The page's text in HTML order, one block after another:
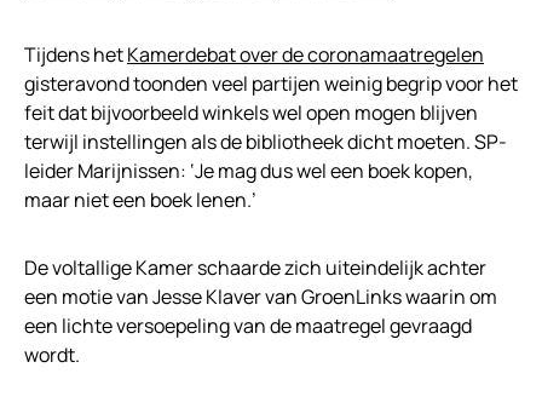
Tijdens hetKamerdebat over de coronamaatregelen
gisteravond toonden veel partijen weinig begrip voor het
feit dat bijvoorbeeld winkels wel open mogen blijven
terwijl instellingen als de bibliotheek dicht moeten. SP-
leider Marijnissen: ‘Je mag dus wel een boek kopen,
maar niet een boek lenen.’
De voltallige Kamer schaarde zich uiteindelijk achter
een motie van Jesse Klaver van GroenLinks waarin om
een lichte versoepeling van de maatregel gevraagd
wordt.